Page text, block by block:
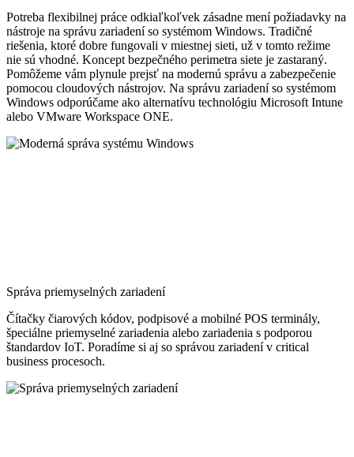
Potreba flexibilnej práce odkiaľkoľvek zásadne mení požiadavky na
nástroje na správu zariadení so systémom Windows. Tradičné
riešenia, ktoré dobre fungovali v miestnej sieti, už v tomto režime
nie sú vhodné. Koncept bezpečného perimetra siete je zastaraný.
Pomôžeme vám plynule prejsť na modernú správu a zabezpečenie
pomocou cloudových nástrojov. Na správu zariadení so systémom
Windows odporúčame ako alternatívu technológiu Microsoft Intune
alebo VMware Workspace ONE.
Správa priemyselných zariadení
Čítačky čiarových kódov, podpisové a mobilné POS terminály,
špeciálne priemyselné zariadenia alebo zariadenia s podporou
štandardov IoT. Poradíme si aj so správou zariadení v critical
business procesoch.